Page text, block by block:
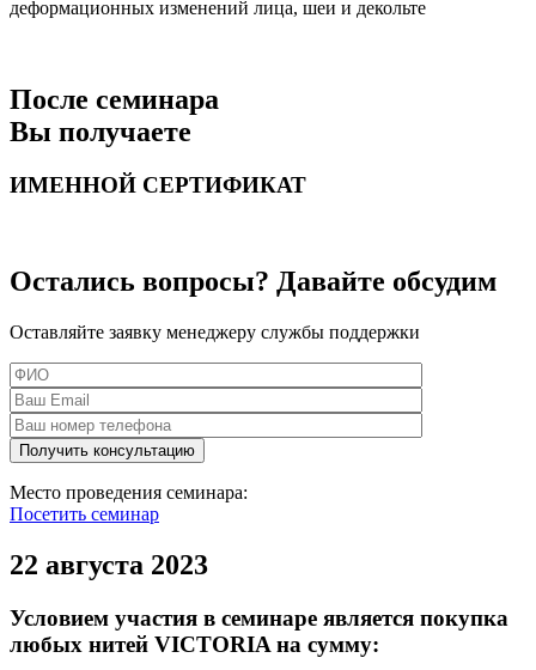
деформационных изменений лица, шеи и декольте
После семинара
Вы получаете
ИМЕННОЙ СЕРТИФИКАТ
Остались вопросы? Давайте обсудим
Оставляйте заявку менеджеру службы поддержки
Место проведения семинара:
Посетить семинар
22 августа 2023
Условием участия в семинаре является покупка
любых нитей VICTORIA на сумму: